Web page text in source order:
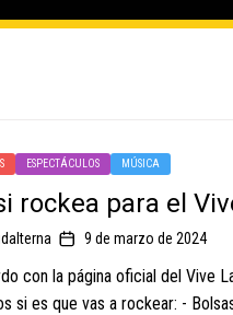
ESPECTÁCULOS MÚSICA
rockea para el
9 de marzo de 2024
con la página oficial del Vive
si es que vas a rockear: -